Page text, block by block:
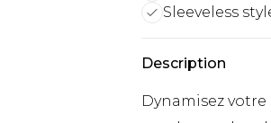
Sleeveless
Description
Dynamisez